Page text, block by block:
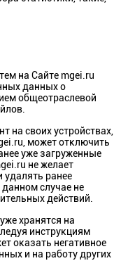
на Сайте mgei.ru
данных о
общеотраслевой
на своих устройствах,
может отключить
уже загруженные
не желает
ранее
случае не
действий.
хранятся на
инструкциям
оказать негативное
и на работу других